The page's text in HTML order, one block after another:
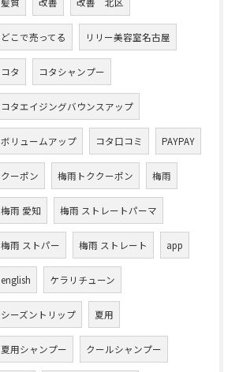
どこで売ってる リリー美容室名古屋
コタ コタシャンプー
コタエイジングバウンスアップ
ボリュームアップ コタ口コミ PAYPAY
クーポン 梅雨トククーポン 梅雨
梅雨 愛知 梅雨 ストレートパーマ
梅雨 ストパー 梅雨 ストレート app
english ケラリチューン
シーズントリップ 夏用
夏用シャンプー クールシャンプー